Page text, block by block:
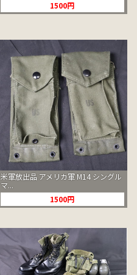
1500円
米軍放出品 アメリカ軍 M14 シングル
マ...
1500円